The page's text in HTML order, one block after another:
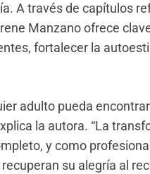
A través de capítulos
Manzano ofrece
fortalecer la
adulto pueda
la autora. “La
y como
su alegría al